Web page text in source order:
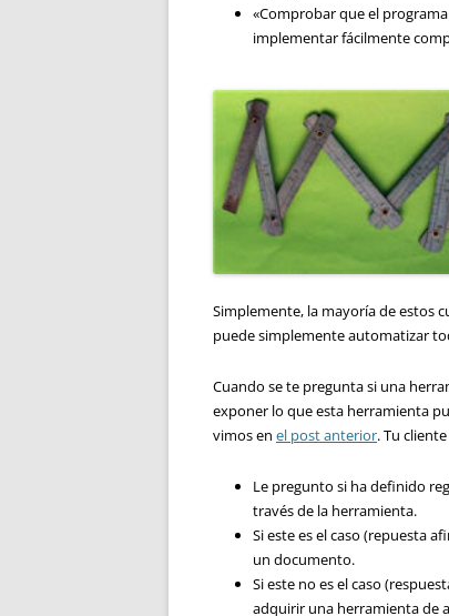
«Comprobar que el
implementar fácilmente
Simplemente, la mayoría de estos
puede simplemente automatizar
Cuando se te pregunta si una
exponer lo que esta herramienta
vimos en el post anterior. Tu
Le pregunto si ha definido
través de la herramienta.
Si este es el caso (repuesta
un documento.
Si este no es el caso
adquirir una herramienta de